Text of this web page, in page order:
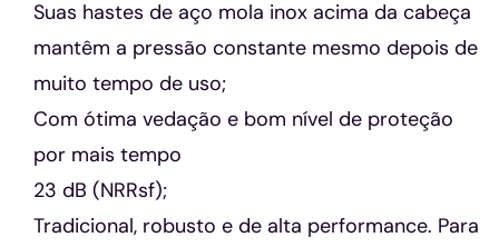
Suas hastes de aço mola inox acima da cabeça
mantêm a pressão constante mesmo depois de
muito tempo de uso;
Com ótima vedação e bom nível de proteção
por mais tempo
23 dB (NRRsf);
Tradicional, robusto e de alta performance. Para